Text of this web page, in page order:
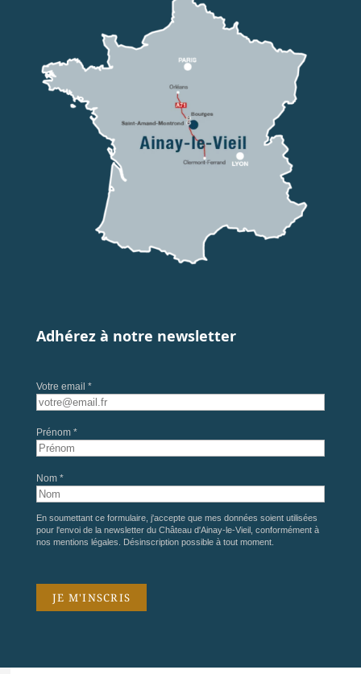
Adhérez à notre newsletter
Votre email *
Prénom *
Nom *
En soumettant ce formulaire, j'accepte que mes données soient utilisées
pour l'envoi de la newsletter du Château d'Ainay-le-Vieil, conformément à
nos mentions légales . Désinscription possible à tout moment.